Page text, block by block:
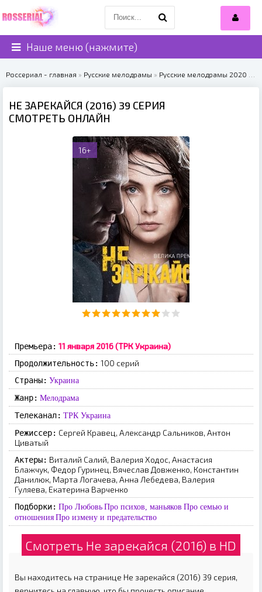
Наше меню (нажмите)
Россериал - главная » Русские мелодрамы » Русские мелодрамы 2020
НЕ ЗАРЕКАЙСЯ (2016) 39 СЕРИЯ
СМОТРЕТЬ ОНЛАЙН
16+
Премьера: 11 января 2016 (ТРК Украина)
Продолжительность: 100 серий
Страны: Украина
Жанр: Мелодрама
Телеканал: ТРК Украина
Режиссер: Сергей Кравец, Александр Сальников, Антон
Циватый
Актеры: Виталий Салий, Валерия Ходос, Анастасия
Блажчук, Федор Гуринец, Вячеслав Довженко, Константин
Данилюк, Марта Логачева, Анна Лебедева, Валерия
Гуляева, Екатерина Варченко
Подборки: Про Любовь Про психов, маньяков Про семью и
отношения Про измену и предательство
Смотреть Не зарекайся (2016) в HD
Вы находитесь на странице Не зарекайся (2016) 39 серия,